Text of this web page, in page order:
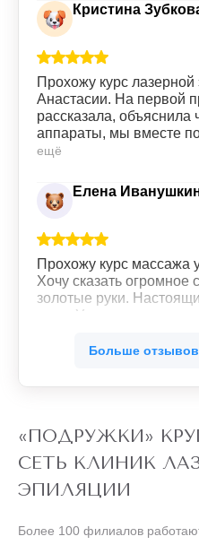
Кристина
Прохожу курс
Анастасии. На первой
рассказала, объяснила
аппараты, мы вместе
меня вариант. Сами
быстро. Девушки на
приветливы. Всем
ещё
Елена
Прохожу курс массажа
Хочу сказать огромное
золотые руки.
дела. Уже со второго
зажимы в мышцах.
Больше отзывов
«ПОДРУЖКИ»
СЕТЬ КЛИНИК
ЭПИЛЯЦИИ
Более 100 филиалов